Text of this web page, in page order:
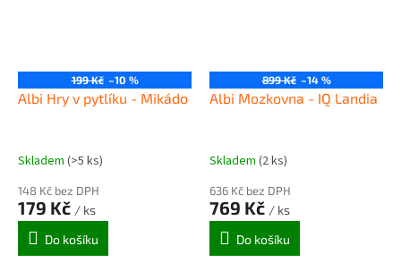
199 Kč –10 %
Albi Hry v pytlíku - Mikádo
Skladem (>5 ks)
148 Kč bez DPH
179 Kč / ks
Do košíku
899 Kč –14 %
Albi Mozkovna - IQ Landia
Skladem (2 ks)
636 Kč bez DPH
769 Kč / ks
Do košíku